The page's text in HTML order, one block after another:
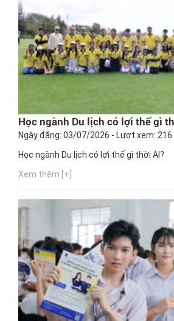
Học ngành Du lịch có lợi thế gì
Ngày đăng: 03/07/2026 - Lượt xem: 216
Học ngành Du lịch có lợi thế gì thời AI?
Xem thêm [+]